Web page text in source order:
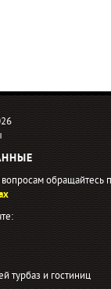
обращайтесь
турбаз и гостиниц